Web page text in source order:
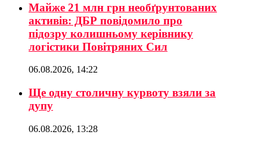
Майже 21 млн грн необґрунтованих
активів: ДБР повідомило про
підозру колишньому керівнику
логістики Повітряних Сил
06.08.2026, 14:22
Ще одну столичну курвоту взяли за
дупу
06.08.2026, 13:28